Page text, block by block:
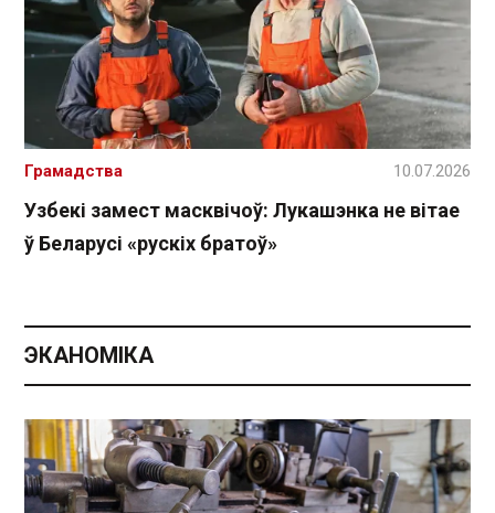
Узбекі замест масквічоў: Лукашэнка не вітае
ў Беларусі «рускіх братоў»
Грамадства 10.07.2026
ЭКАНОМІКА